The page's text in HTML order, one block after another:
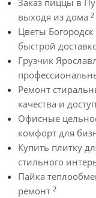
Заказ пиццы в
выходя из дома 2
Цветы
быстрой
Грузчик
Ремонт
качества и
Офисные
комфорт для
Купить плитку
стильного
Пайка
ремонт 2